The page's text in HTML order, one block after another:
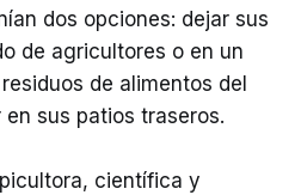
dos opciones: dejar sus
de agricultores o en un
de alimentos del
sus patios traseros.
científica y